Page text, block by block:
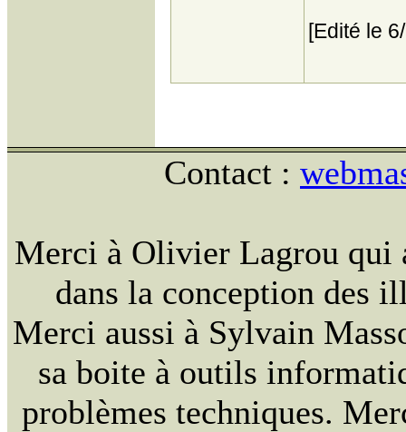
[Edité le
Contact :
Merci à Olivier Lagrou qui
dans la conception des
Merci aussi à Sylvain
sa boite à outils
problèmes techniques.